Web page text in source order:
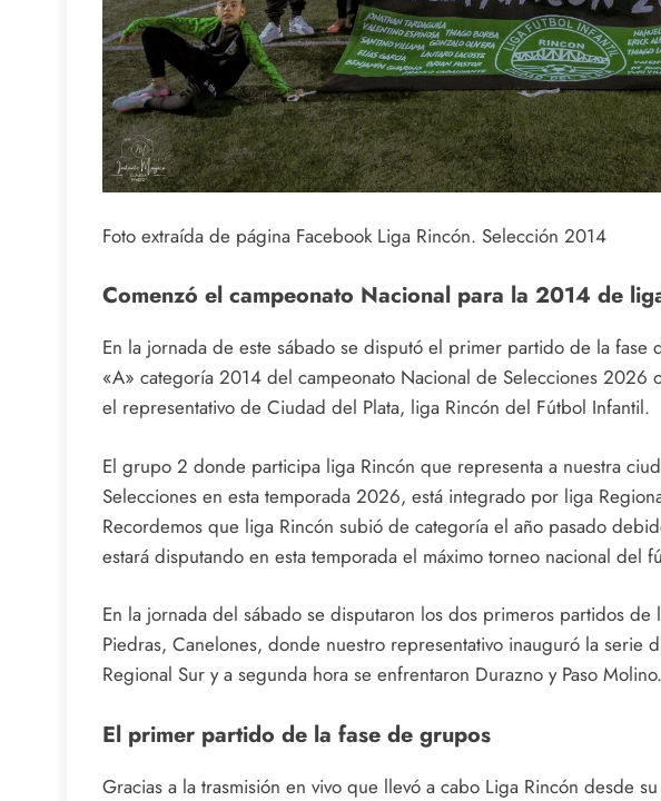
Foto extraída de página Facebook Liga Rincón. Selección 2014
Comenzó el campeonato Nacional para la 2014 de
En la jornada de este sábado se disputó el primer partido de la
«A» categoría 2014 del campeonato Nacional de Selecciones
el representativo de Ciudad del Plata, liga Rincón del Fútbol Infantil.
El grupo 2 donde participa liga Rincón que representa a nuestra
Selecciones en esta temporada 2026, está integrado por liga
Recordemos que liga Rincón subió de categoría el año pasado
estará disputando en esta temporada el máximo torneo nacional del
En la jornada del sábado se disputaron los dos primeros partidos
Piedras, Canelones, donde nuestro representativo inauguró la serie
Regional Sur y a segunda hora se enfrentaron Durazno y Paso Molino.
El primer partido de la fase de grupos
Gracias a la trasmisión en vivo que llevó a cabo Liga Rincón desde